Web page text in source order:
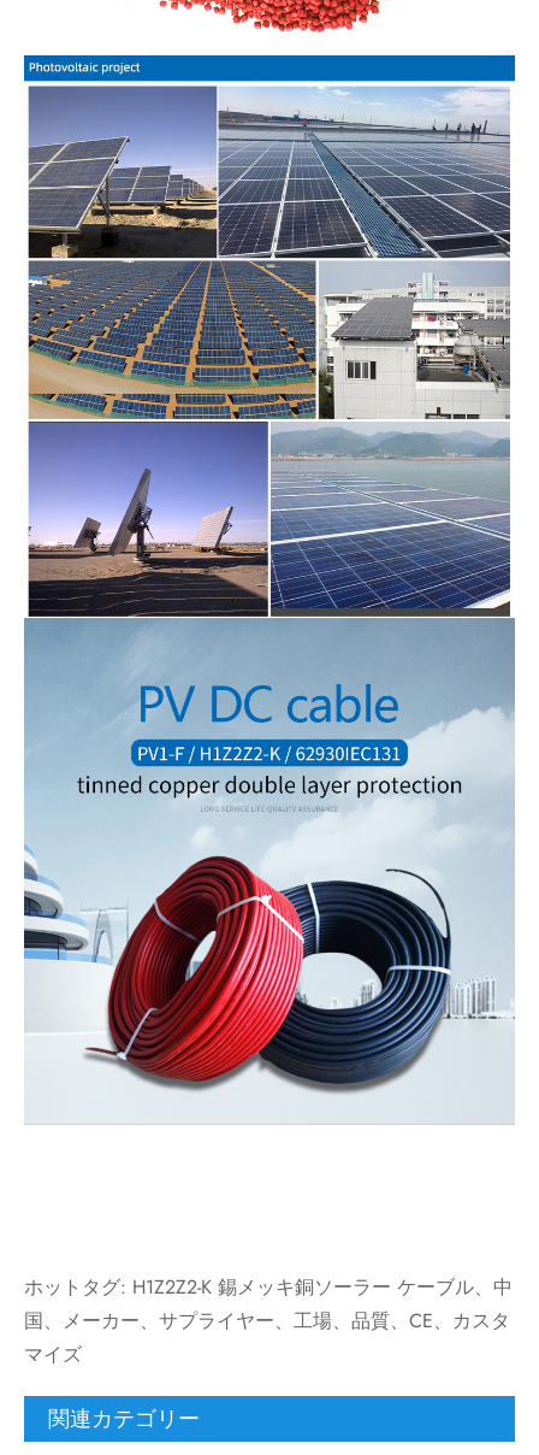
ホットタグ: H1Z2Z2-K 錫メッキ銅ソーラー ケーブル、中
国、メーカー、サプライヤー、工場、品質、CE、カスタ
マイズ
関連カテゴリー